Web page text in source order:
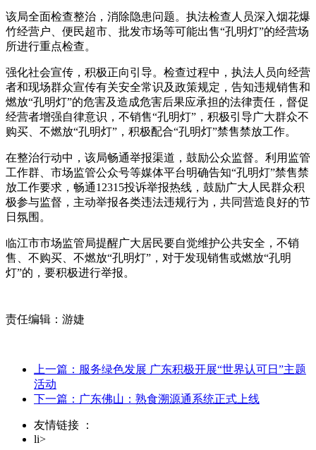
该局全面检查整治，消除隐患问题。执法检查人员深入烟花爆
竹经营户、便民超市、批发市场等可能出售“孔明灯”的经营场
所进行重点检查。
强化社会宣传，积极正向引导。检查过程中，执法人员向经营
者和现场群众宣传有关安全常识及政策规定，告知违规销售和
燃放“孔明灯”的危害及造成危害后果应承担的法律责任，督促
经营者增强自律意识，不销售“孔明灯”，积极引导广大群众不
购买、不燃放“孔明灯”，积极配合“孔明灯”禁售禁放工作。
在整治行动中，该局畅通举报渠道，鼓励公众监督。利用监管
工作群、市场监管公众号等媒体平台明确告知“孔明灯”禁售禁
放工作要求，畅通12315投诉举报热线，鼓励广大人民群众积
极参与监督，主动举报各类违法违规行为，共同营造良好的节
日氛围。
临江市市场监管局提醒广大居民要自觉维护公共安全，不销
售、不购买、不燃放“孔明灯”，对于发现销售或燃放“孔明
灯”的，要积极进行举报。
责任编辑：游婕
上一篇：服务绿色发展 广东积极开展“世界认可日”主题
活动
下一篇：广东佛山：熟食溯源通系统正式上线
友情链接 ：
li>